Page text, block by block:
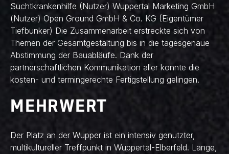
Suchtkrankenhilfe (Nutzer) Wuppertal Marketing GmbH
(Nutzer) Open Ground GmbH & Co. KG (Eigentümer
Tiefbunker) Die Zusammenarbeit erstreckte sich von
Themen der Gesamtgestaltung bis in die tagesgenaue
Abstimmung der Bauabläufe. Dank der
partnerschaftlichen Kommunikation aller konnte die
kosten- und termingerechte Fertigstellung gelingen.
MEHRWERT
Der Platz an der Wupper ist ein intensiv genutzter,
multikultureller Treffpunkt in Wuppertal-Elberfeld. Lange,